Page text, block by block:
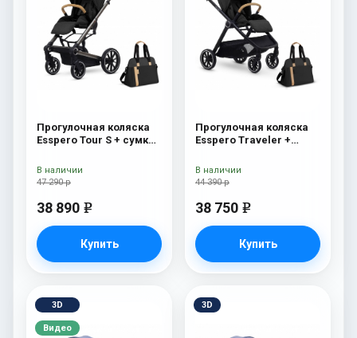
Прогулочная коляска
Esspero Tour S + сумка
47 290 р
38 890 e
Купить
В наличии
Прогулочная коляска
Esspero Traveler +
44 390 р
38 750 e
Купить
В наличии
3D
Видео
3D